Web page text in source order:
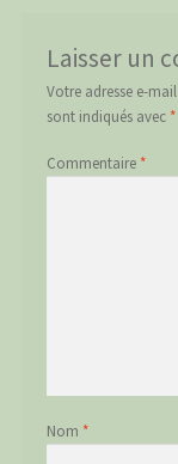
Laisser un
Votre adresse e-
sont indiqués avec *
Commentaire *
Nom *